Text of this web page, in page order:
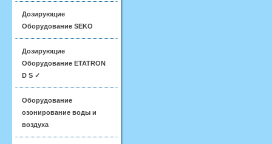
Дозирующие
Оборудование SEKO
Дозирующие
Оборудование ETATRON
D S ✓
Оборудование
озонирование воды и
воздуха